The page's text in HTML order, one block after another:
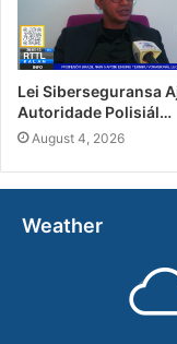
Lei Siberseguransa
Autoridade Polisiál…
August 4, 2026
Weather